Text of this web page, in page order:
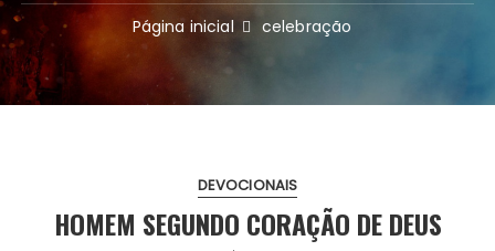
Página inicial celebração
DEVOCIONAIS
HOMEM SEGUNDO CORAÇÃO DE DEUS